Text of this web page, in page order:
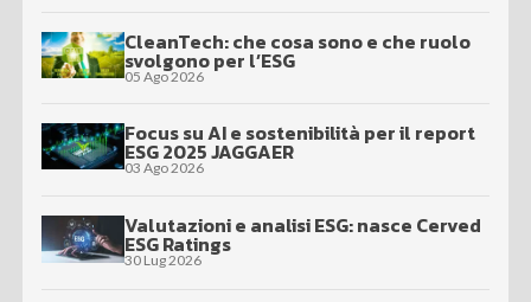
CleanTech: che cosa sono e che ruolo
svolgono per l’ESG
05 Ago 2026
Focus su AI e sostenibilità per il report
ESG 2025 JAGGAER
03 Ago 2026
Valutazioni e analisi ESG: nasce Cerved
ESG Ratings
30 Lug 2026